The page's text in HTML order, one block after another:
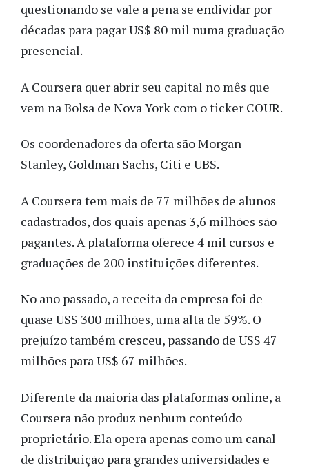
questionando se vale a pena se endividar por
décadas para pagar US$ 80 mil numa graduação
presencial.
A Coursera quer abrir seu capital no mês que
vem na Bolsa de Nova York com o ticker COUR.
Os coordenadores da oferta são Morgan
Stanley, Goldman Sachs, Citi e UBS.
A Coursera tem mais de 77 milhões de alunos
cadastrados, dos quais apenas 3,6 milhões são
pagantes. A plataforma oferece 4 mil cursos e
graduações de 200 instituições diferentes.
No ano passado, a receita da empresa foi de
quase US$ 300 milhões, uma alta de 59%. O
prejuízo também cresceu, passando de US$ 47
milhões para US$ 67 milhões.
Diferente da maioria das plataformas online, a
Coursera não produz nenhum conteúdo
proprietário. Ela opera apenas como um canal
de distribuição para grandes universidades e